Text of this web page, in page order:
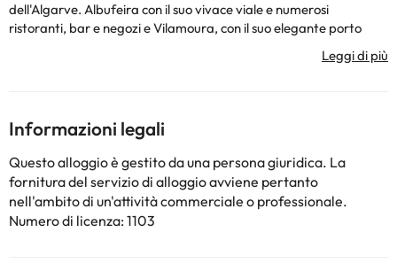
dell'Algarve. Albufeira con il suo vivace viale e numerosi
ristoranti, bar e negozi e Vilamoura, con il suo elegante porto
turistico e il casinò sono a soli 8 km di distanza. Numerosi campi
da golf sono raggiungibili a piedi, l'aeroporto internazionale di
controllare le loro tariffe direttamente sul sito. Queste
informazioni sono soggette a modifiche da parte
dell'alloggiamento.
Alcuni dei servizi indicati potrebbero essere a pagamento. Puoi
consultare le relative tariffe direttamente presso la struttura.
Informazioni legali
Questo alloggio è gestito da una persona giuridica. La
fornitura del servizio di alloggio avviene pertanto
nell'ambito di un'attività commerciale o professionale.
Numero di licenza: 1103